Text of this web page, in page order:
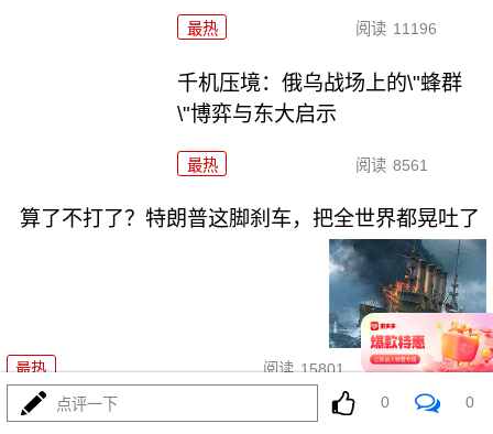
最热 阅读 11196
千机压境：俄乌战场上的\"蜂群
\"博弈与东大启示
最热 阅读 8561
算了不打了？特朗普这脚刹车，把全世界都晃吐了
最热 阅读 15801 08-03
一张图让印度陷入死寂，五枚金牌背后的终极真相
点评一下 0 0